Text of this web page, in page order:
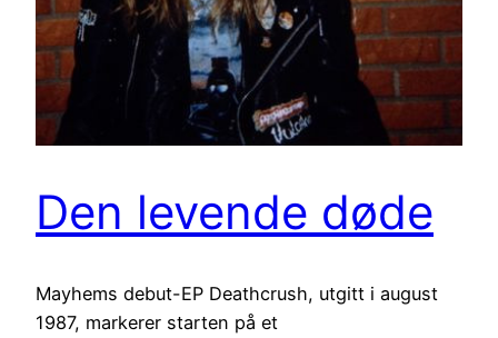
Den levende døde
Mayhems debut-EP Deathcrush, utgitt i august
1987, markerer starten på et